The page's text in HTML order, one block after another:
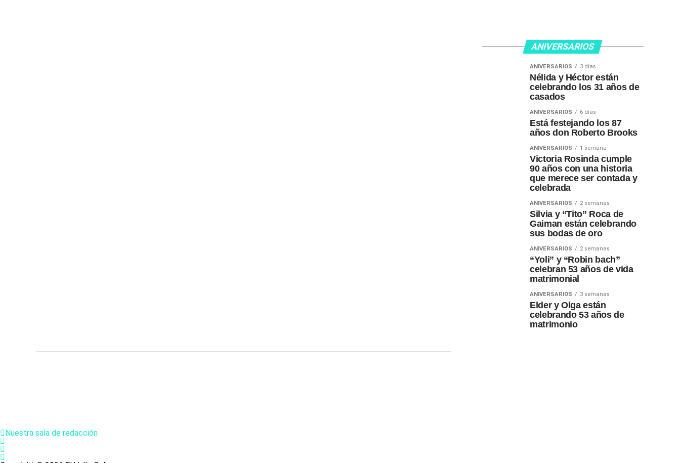
ANIVERSARIOS
ANIVERSARIOS 3 días
Nélida y Héctor están
celebrando los 31 años de
casados
ANIVERSARIOS 6 días
Está festejando los 87
años don Roberto Brooks
ANIVERSARIOS 1 semana
Victoria Rosinda cumple
90 años con una historia
que merece ser contada y
celebrada
ANIVERSARIOS 2 semanas
Silvia y “Tito” Roca de
Gaiman están celebrando
sus bodas de oro
ANIVERSARIOS 2 semanas
“Yoli” y “Robin bach”
celebran 53 años de vida
matrimonial
ANIVERSARIOS 3 semanas
Elder y Olga están
celebrando 53 años de
matrimonio
Nuestra sala de redacción